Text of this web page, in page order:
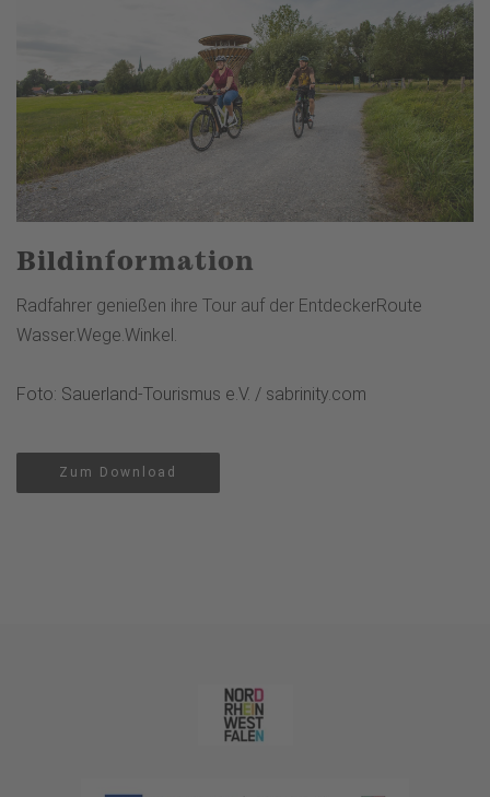
Bildinformation
Radfahrer genießen ihre Tour auf der EntdeckerRoute
Wasser.Wege.Winkel.
Foto: Sauerland-Tourismus e.V. / sabrinity.com
Zum Download